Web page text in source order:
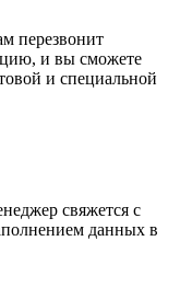
перезвонит
и вы сможете
и специальной
свяжется с
данных в